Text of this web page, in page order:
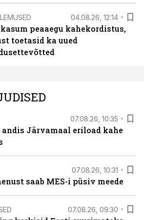
04.08.26, 12:14
peaaegu kahekordistus,
toetasid ka uued
07.08.26, 10:35
Järvamaal eriload kahe
07.08.26, 10:31
saab MES-i püsiv meede
07.08.26, 09:30